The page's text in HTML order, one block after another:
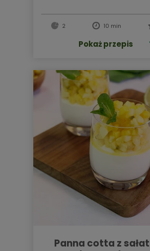
2 10 min
Pokaż przepis
panna cotta z sałatką z